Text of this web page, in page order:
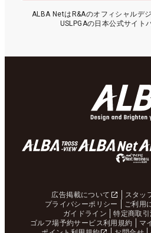
ALBA NetはR&Aのオフィシャルデ
USLPGAの日本公式サイト
広告掲載について スタッ
プライバシーポリシー
ご利用
ガイドライン
特定商取
ゴルフ場予約サービス利用規約
マ